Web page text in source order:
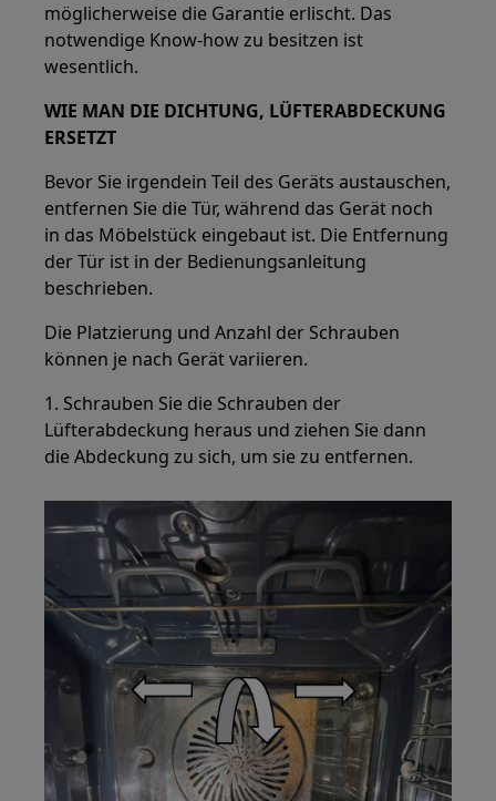
möglicherweise die Garantie erlischt. Das
notwendige Know-how zu besitzen ist
wesentlich.
WIE MAN DIE DICHTUNG, LÜFTERABDECKUNG
ERSETZT
Bevor Sie irgendein Teil des Geräts austauschen,
entfernen Sie die Tür, während das Gerät noch
in das Möbelstück eingebaut ist. Die Entfernung
der Tür ist in der Bedienungsanleitung
beschrieben.
Die Platzierung und Anzahl der Schrauben
können je nach Gerät variieren.
1. Schrauben Sie die Schrauben der
Lüfterabdeckung heraus und ziehen Sie dann
die Abdeckung zu sich, um sie zu entfernen.